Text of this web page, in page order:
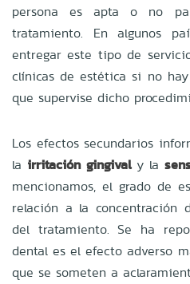
persona es apta o no
tratamiento. En algunos
entregar este tipo de
clínicas de estética si no
que supervise dicho
Los efectos secundarios
la irritación gingivaly la
mencionamos, el grado de
relación a la concentración
del tratamiento. Se ha
dental es el efecto adverso
que se someten a